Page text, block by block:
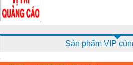
Sản phẩm VIP